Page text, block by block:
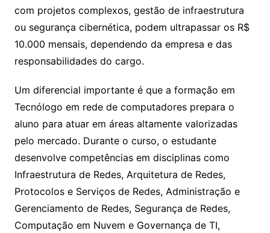
com projetos complexos, gestão de infraestrutura
ou segurança cibernética, podem ultrapassar os R$
10.000 mensais, dependendo da empresa e das
responsabilidades do cargo.
Um diferencial importante é que a formação em
Tecnólogo em rede de computadores prepara o
aluno para atuar em áreas altamente valorizadas
pelo mercado. Durante o curso, o estudante
desenvolve competências em disciplinas como
Infraestrutura de Redes, Arquitetura de Redes,
Protocolos e Serviços de Redes, Administração e
Gerenciamento de Redes, Segurança de Redes,
Computação em Nuvem e Governança de TI,